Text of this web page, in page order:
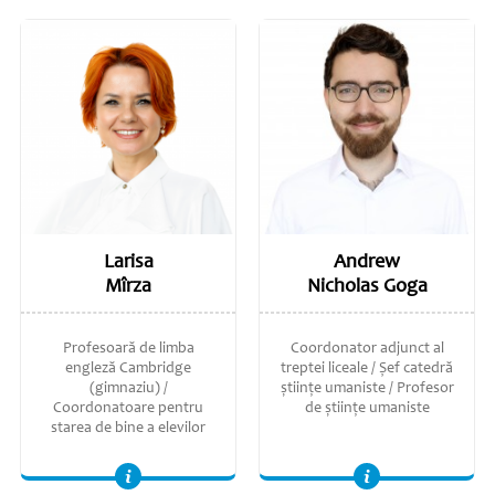
Larisa
Mîrza
Profesoară de limba
engleză Cambridge
(gimnaziu) /
Coordonatoare pentru
starea de bine a elevilor
Andrew
Nicholas Goga
Coordonator adjunct al
treptei liceale / Șef catedră
științe umaniste / Profesor
de ştiinţe umaniste